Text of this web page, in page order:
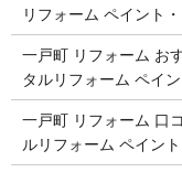
リフォーム ペイント
一戸町 リフォーム お
タルリフォーム ペイ
一戸町 リフォーム 口
ルリフォーム ペイン